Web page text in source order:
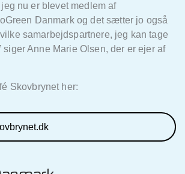
jeg nu er blevet medlem af
Danmark og det sætter jo også
samarbejdspartnere, jeg kan tage
siger Anne Marie Olsen, der er ejer af
Skovbrynet her: